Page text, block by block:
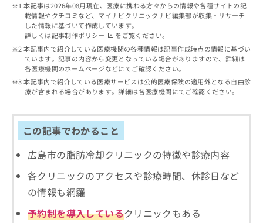
本記事は2026年08月現在、医療に携わる方々からの情報や各種サイトの記
載情報やクチコミなど、マイナビクリニックナビ編集部が収集・リサーチ
した情報に基づいて作成しています。
詳しくは記事制作ポリシー
をご覧ください。
本記事内で紹介している医療機関の各種情報は記事作成時点の情報に基づい
ています。記事の内容から変更となっている場合がありますので、詳細は
各医療機関のホームページなどにてご確認ください。
本記事内で紹介している医療サービスは公的医療保険の適用外となる自由診
療が含まれる場合があります。詳細は各医療機関にてご確認ください。
この記事でわかること
広島市の脂肪冷却クリニックの特徴や診療内容
各クリニックのアクセスや診療時間、休診日など
の情報も網羅
予約制を導入しているクリニックもある
こち
らは
マイ
ナビ
クリ
ニッ
クナ
ビサ
お問
合せ
フォ
とな
す。
クリ
ニッ
クの
予
こ
の
求
こ
ち
情
出
お
合
せ
は
ち
資
い